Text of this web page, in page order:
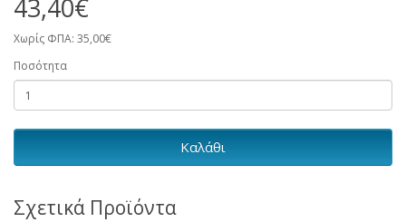
43,40€
Χωρίς ΦΠΑ: 35,00€
Ποσότητα
Καλάθι
Σχετικά Προϊόντα